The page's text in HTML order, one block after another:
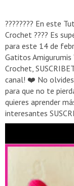
???????? En este
Crochet ???? Es
para este 14 de
Gatitos Amigurumis
Crochet,
canal! ❤️ No
para que no te
quieres aprender
interesantes
al canal, en el
https://
https://
https://
más Patrones ????